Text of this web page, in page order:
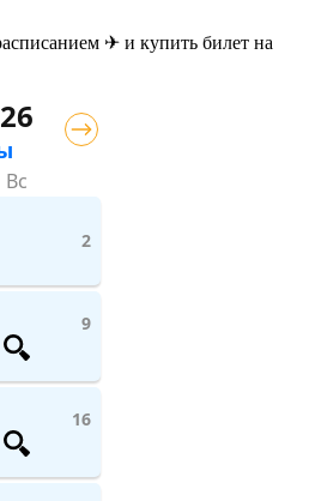
✈ и купить билет на
Вс
2
9
16